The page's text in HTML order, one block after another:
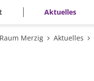
Aktuelles
Merzig Aktuelles